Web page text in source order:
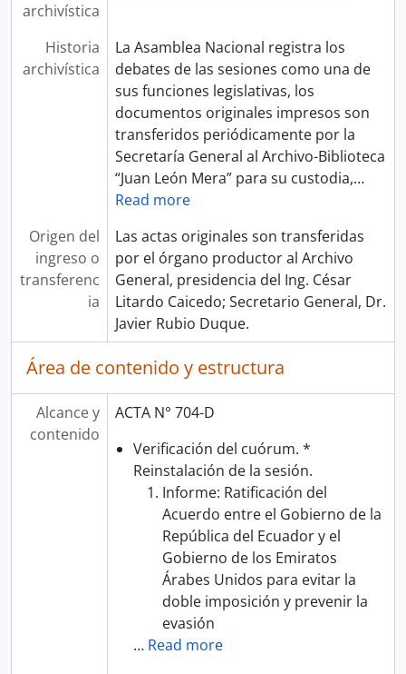
archivística
Historia
archivística
La Asamblea Nacional registra los
debates de las sesiones como una de
sus funciones legislativas, los
documentos originales impresos son
transferidos periódicamente por la
Secretaría General al Archivo-Biblioteca
“Juan León Mera” para su custodia,…
Read more
Origen del
ingreso o
transferenc
ia
Las actas originales son transferidas
por el órgano productor al Archivo
General, presidencia del Ing. César
Litardo Caicedo; Secretario General, Dr.
Javier Rubio Duque.
Área de contenido y estructura
Alcance y
contenido
ACTA N° 704-D
Verificación del cuórum. *
Reinstalación de la sesión. ­
Informe: Ratificación del
Acuerdo entre el Gobierno de la
República del Ecuador y el
Gobierno de los Emiratos
Árabes Unidos para evitar la
doble imposición y prevenir la
evasión
… Read more